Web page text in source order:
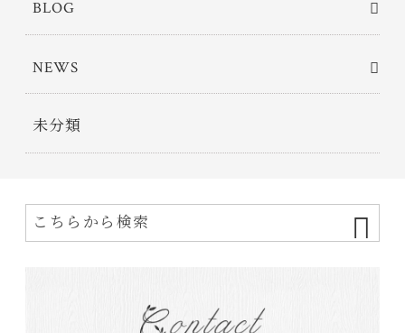
BLOG
NEWS
未分類